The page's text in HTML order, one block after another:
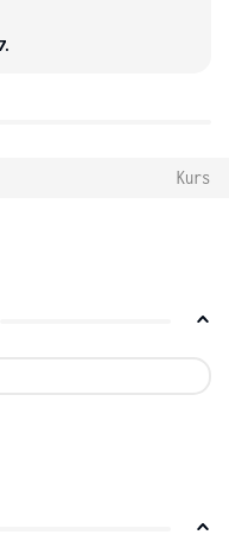
Kurs